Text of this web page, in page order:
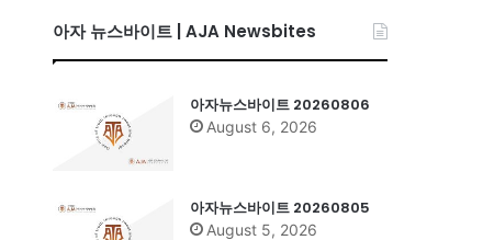
아자 뉴스바이트 | AJA Newsbites
아자뉴스바이트 20260806
August 6, 2026
아자뉴스바이트 20260805
August 5, 2026